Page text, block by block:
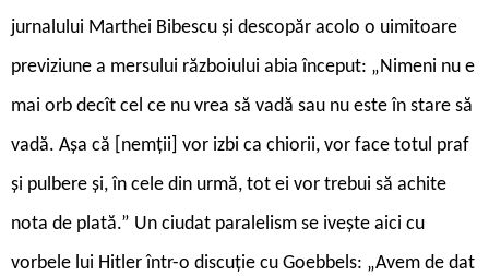
jurnalului Marthei Bibescu și descopăr acolo o uimitoare
previziune a mersului războiului abia început: „Nimeni nu e
mai orb decît cel ce nu vrea să vadă sau nu este în stare să
vadă. Așa că [nemții] vor izbi ca chiorii, vor face totul praf
și pulbere și, în cele din urmă, tot ei vor trebui să achite
nota de plată.” Un ciudat paralelism se ivește aici cu
vorbele lui Hitler într-o discuție cu Goebbels: „Avem de dat